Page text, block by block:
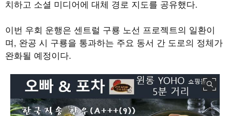
치하고 소셜 미디어에 대체 경로 지도를 공유했다.
이번 우회 운행은 센트럴 구룡 노선 프로젝트의 일환이
며, 완공 시 구룡을 통과하는 주요 동서 간 도로의 정체가
완화될 예정이다.